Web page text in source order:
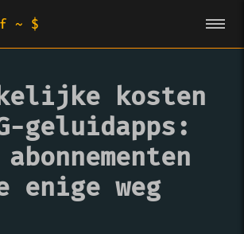
~ $
kosten
geluidapps:
abonnementen
enige weg